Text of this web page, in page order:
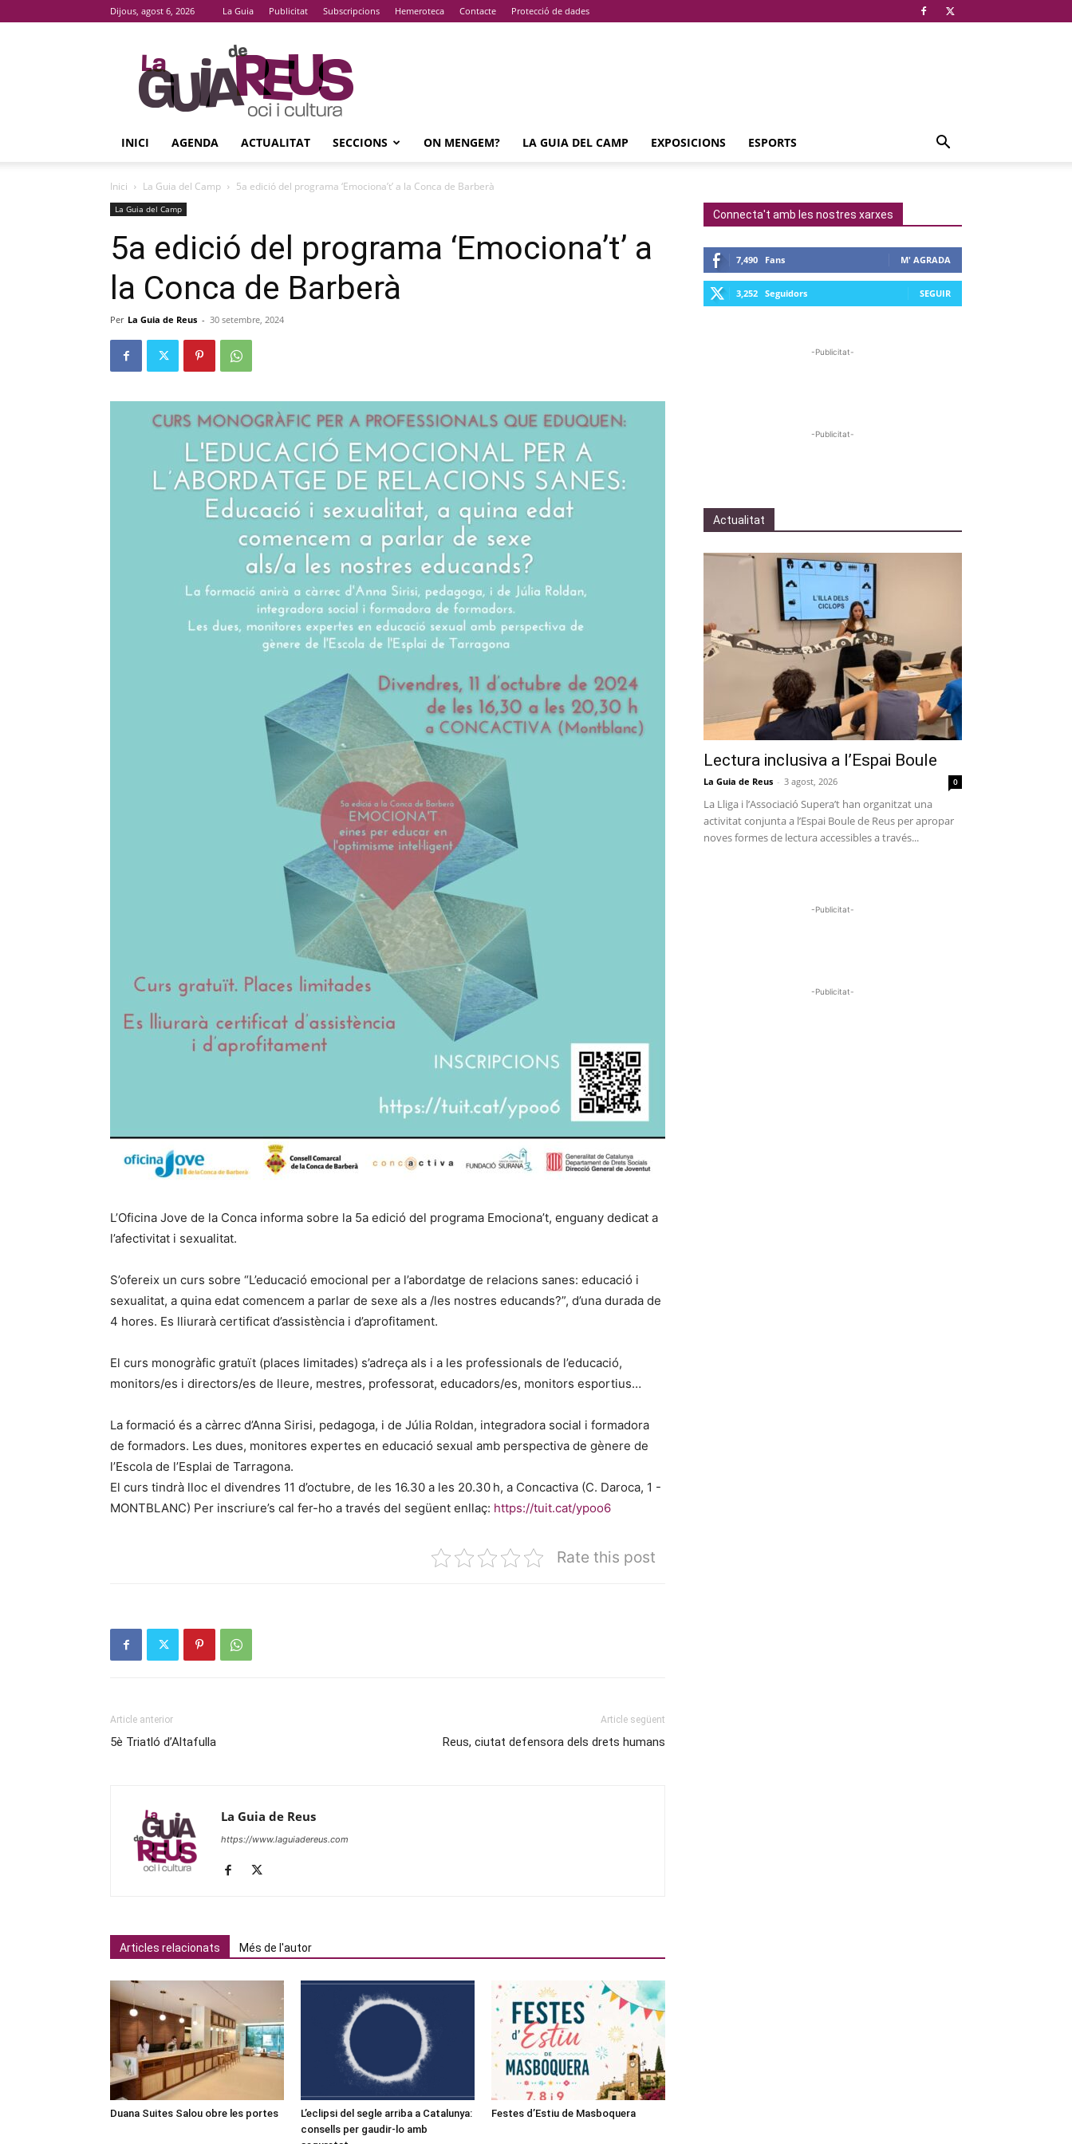
Dijous, agost 6, 2026 La Guia Publicitat Subscripcions Hemeroteca Contacte Protecció de dades
La
Guia
De
Reus
INICI AGENDA ACTUALITAT SECCIONS ON MENGEM? LA GUIA DEL CAMP EXPOSICIONS ESPORTS
Inici La Guia del Camp 5a edició del programa ‘Emociona’t’ a la Conca de Barberà
La Guia del Camp
5a edició del programa ‘Emociona’t’ a
la Conca de Barberà
Per La Guia de Reus - 30 setembre, 2024
L’Oficina Jove de la Conca informa sobre la 5a edició del programa Emociona’t, enguany dedicat a
l’afectivitat i sexualitat.
S’ofereix un curs sobre “L’educació emocional per a l’abordatge de relacions sanes: educació i
sexualitat, a quina edat comencem a parlar de sexe als a /les nostres educands?”, d’una durada de
4 hores. Es lliurarà certificat d’assistència i d’aprofitament.
El curs monogràfic gratuït (places limitades) s’adreça als i a les professionals de l’educació,
monitors/es i directors/es de lleure, mestres, professorat, educadors/es, monitors esportius…
La formació és a càrrec d’Anna Sirisi, pedagoga, i de Júlia Roldan, integradora social i formadora
de formadors. Les dues, monitores expertes en educació sexual amb perspectiva de gènere de
l’Escola de l’Esplai de Tarragona.
El curs tindrà lloc el divendres 11 d’octubre, de les 16.30 a les 20.30 h, a Concactiva (C. Daroca, 1 -
MONTBLANC) Per inscriure’s cal fer-ho a través del següent enllaç: https://tuit.cat/ypoo6
Rate this post
Article anterior
5è Triatló d’Altafulla
Article següent
Reus, ciutat defensora dels drets humans
La Guia de Reus
https://www.laguiadereus.com
Articles relacionats Més de l'autor
Duana Suites Salou obre les portes
L’eclipsi del segle arriba a Catalunya:
consells per gaudir-lo amb
Festes d’Estiu de Masboquera
Connecta't amb les nostres xarxes
7,490 Fans M' AGRADA
3,252 Seguidors SEGUIR
-Publicitat-
-Publicitat-
Actualitat
Lectura inclusiva a l’Espai Boule
La Guia de Reus - 3 agost, 2026 0
La Lliga i l’Associació Supera’t han organitzat una
activitat conjunta a l’Espai Boule de Reus per apropar
noves formes de lectura accessibles a través...
-Publicitat-
-Publicitat-